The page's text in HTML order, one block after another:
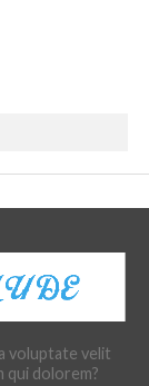
voluptate velit
qui dolorem?